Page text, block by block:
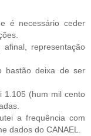
é necessário ceder
representação
bastão deixa de ser
1.105 (hum mil cento
a frequência com
dados do CANAEL.